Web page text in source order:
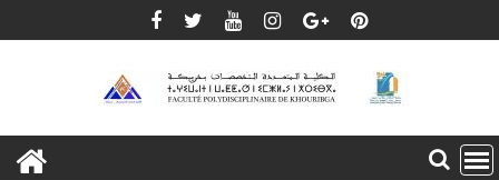
to